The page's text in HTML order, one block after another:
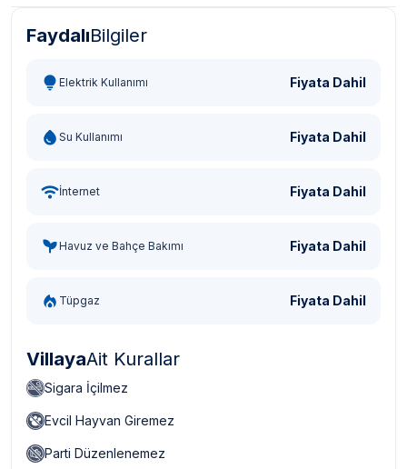
Türk Lirası - TL
FaydalıBilgiler
Elektrik Kullanımı Fiyata Dahil
Su Kullanımı Fiyata Dahil
İnternet Fiyata Dahil
Havuz ve Bahçe Bakımı Fiyata Dahil
Tüpgaz Fiyata Dahil
VillayaAit Kurallar
Sigara İçilmez
Evcil Hayvan Giremez
Parti Düzenlenemez